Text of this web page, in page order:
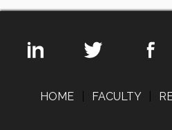
HOME FACULTY